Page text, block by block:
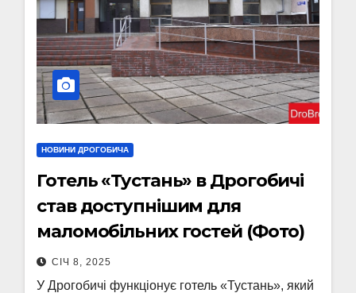
НОВИНИ ДРОГОБИЧА
Готель «Тустань» в Дрогобичі
став доступнішим для
маломобільних гостей (Фото)
СІЧ 8, 2025
У Дрогобичі функціонує готель «Тустань», який